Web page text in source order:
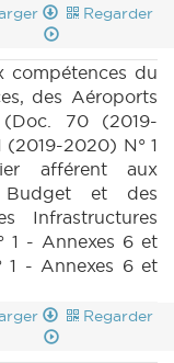
Regarder
compétences du
des Aéroports
70 (2019-
2020) N° 1
afférent aux
Budget et des
Infrastructures
1 - Annexes 6 et
1 - Annexes 6 et
Regarder